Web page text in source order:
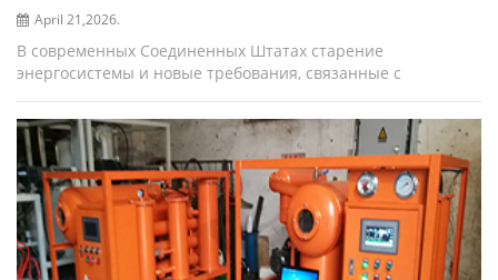
April 21,2026.
В современных Соединенных Штатах старение
энергосистемы и новые требования, связанные с
взаимосвязаны, что делает надежность энергетической
инфраст...